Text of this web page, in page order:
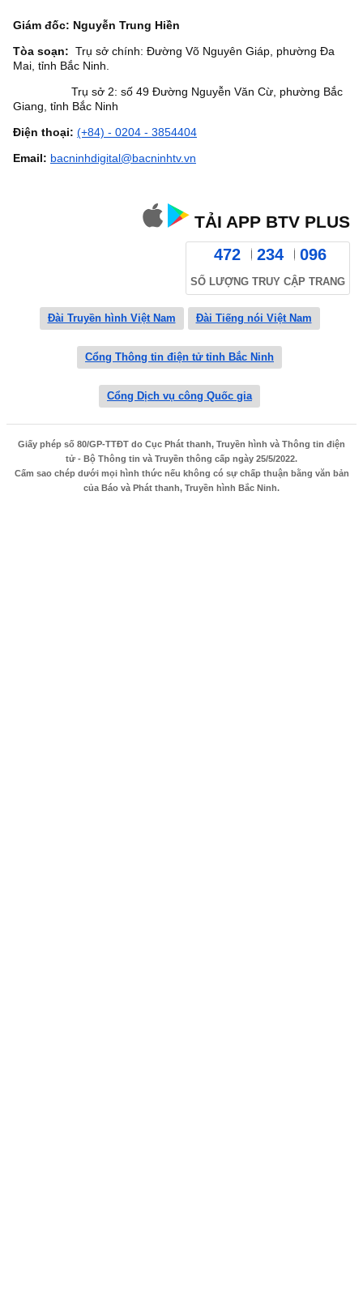
Giám đốc: Nguyễn Trung Hiền
Tòa soạn: Trụ sở chính: Đường Võ Nguyên Giáp, phường Đa
Mai, tỉnh Bắc Ninh.
Trụ sở 2: số 49 Đường Nguyễn Văn Cừ, phường Bắc
Giang, tỉnh Bắc Ninh
Điện thoại: (+84) - 0204 - 3854404
Email: bacninhdigital@bacninhtv.vn
TẢI APP BTV PLUS
472 234 096
SỐ LƯỢNG TRUY CẬP TRANG
Đài Truyền hình Việt Nam Đài Tiếng nói Việt Nam
Cổng Thông tin điện tử tỉnh Bắc Ninh
Cổng Dịch vụ công Quốc gia
Giấy phép số 80/GP-TTĐT do Cục Phát thanh, Truyền hình và Thông tin điện
tử - Bộ Thông tin và Truyền thông cấp ngày 25/5/2022.
Cấm sao chép dưới mọi hình thức nếu không có sự chấp thuận bằng văn bản
của Báo và Phát thanh, Truyền hình Bắc Ninh.